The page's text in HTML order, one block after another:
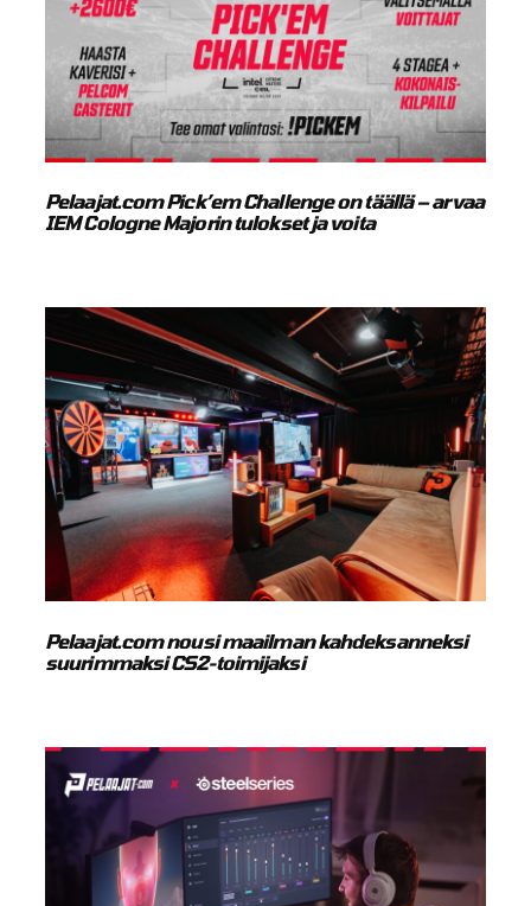
Pelaajat.com Pick’em Challenge on täällä – arvaa
IEM Cologne Majorin tulokset ja voita
Pelaajat.com nousi maailman kahdeksanneksi
suurimmaksi CS2-toimijaksi